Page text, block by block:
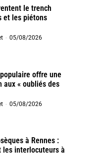
le trench
et les piétons
- 05/08/2026
offre une
aux « oubliés des
- 05/08/2026
à Rennes :
les interlocuteurs à